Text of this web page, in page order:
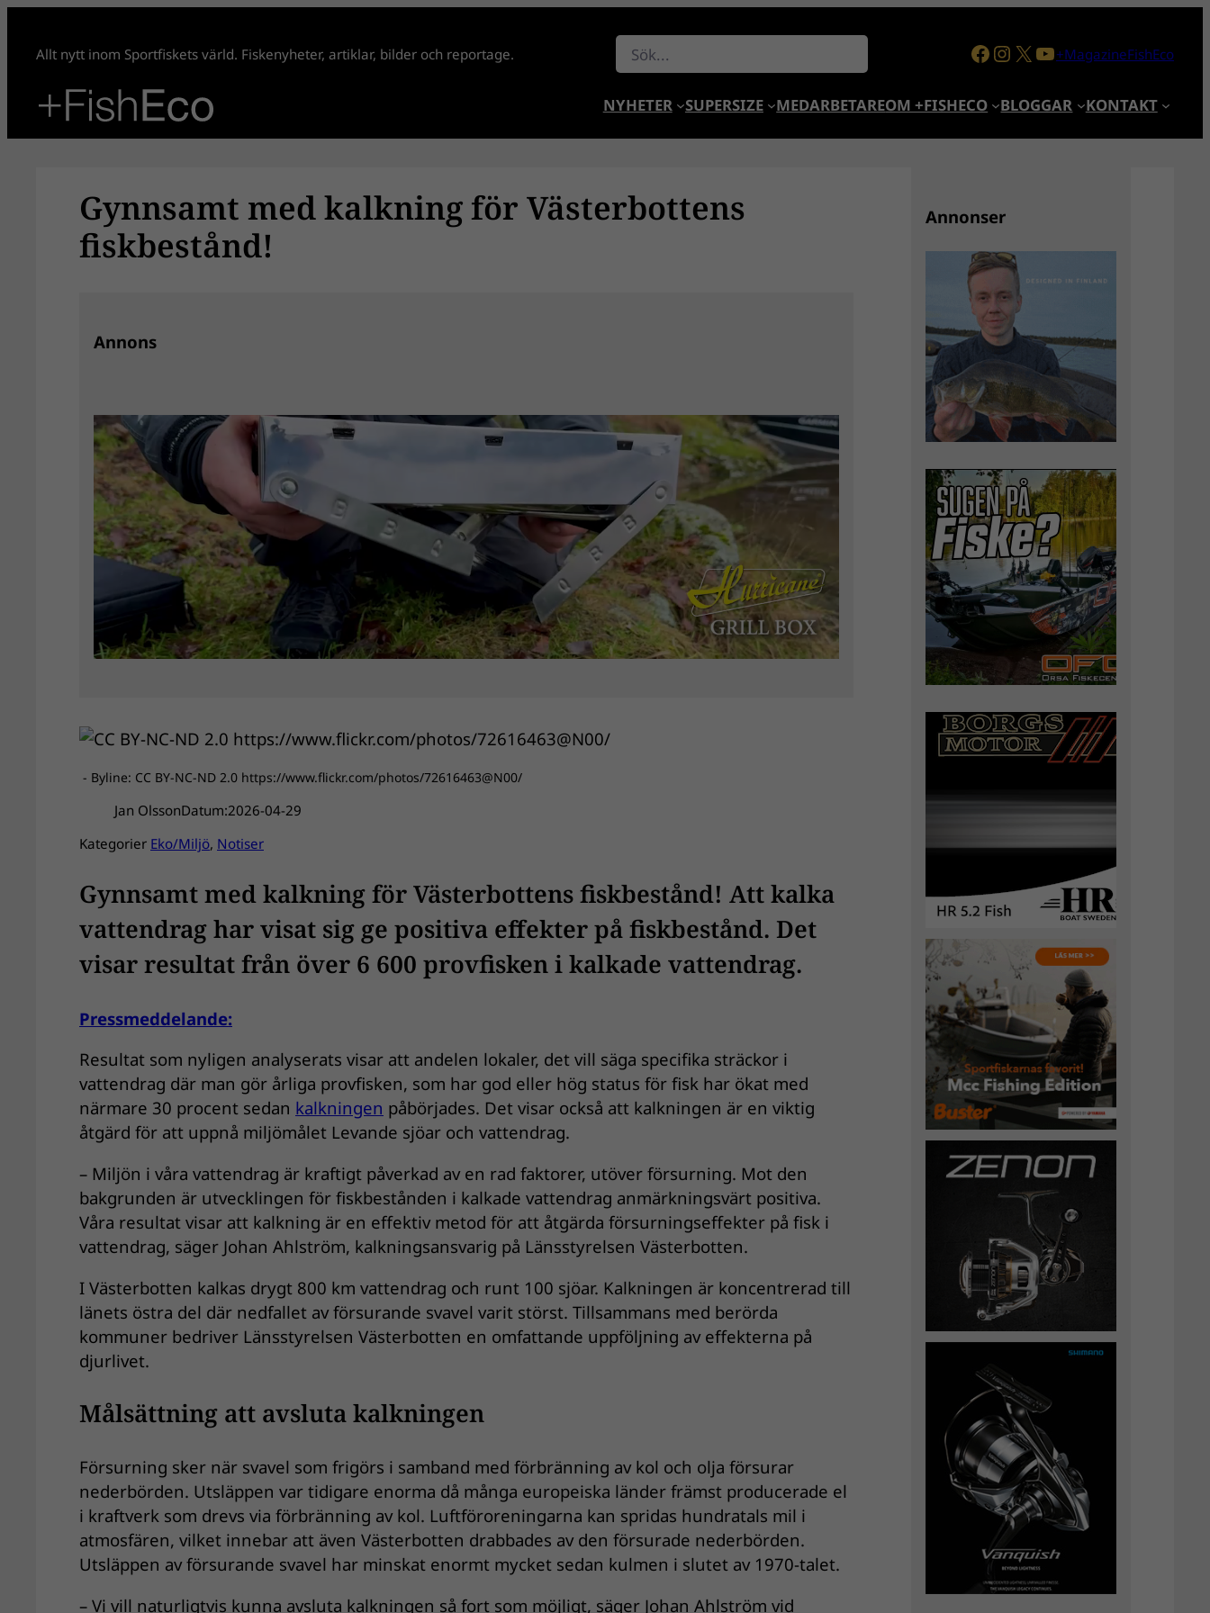
innehåll
Allt nytt inom Sportfiskets värld. Fiskenyheter, artiklar, bilder och reportage. Sök Facebook
Instagram
X YouTube
+MagazineFishEco
NYHETER SUPERSIZE MEDARBETAREOM +FISHECO BLOGGAR KONTAKT
Gynnsamt med kalkning för Västerbottens
fiskbestånd!
Annons
- Byline: CC BY-NC-ND 2.0 https://www.flickr.com/photos/72616463@N00/
Jan OlssonDatum:2026-04-29
Kategorier Eko/Miljö, Notiser
Gynnsamt med kalkning för Västerbottens fiskbestånd! Att kalka
vattendrag har visat sig ge positiva effekter på fiskbestånd. Det
visar resultat från över 6 600 provfisken i kalkade vattendrag.
Pressmeddelande:
Resultat som nyligen analyserats visar att andelen lokaler, det vill säga specifika sträckor i
vattendrag där man gör årliga provfisken, som har god eller hög status för fisk har ökat med
närmare 30 procent sedan kalkningen påbörjades. Det visar också att kalkningen är en viktig
åtgärd för att uppnå miljömålet Levande sjöar och vattendrag.
– Miljön i våra vattendrag är kraftigt påverkad av en rad faktorer, utöver försurning. Mot den
bakgrunden är utvecklingen för fiskbestånden i kalkade vattendrag anmärkningsvärt positiva.
Våra resultat visar att kalkning är en effektiv metod för att åtgärda försurningseffekter på fisk i
vattendrag, säger Johan Ahlström, kalkningsansvarig på Länsstyrelsen Västerbotten.
I Västerbotten kalkas drygt 800 km vattendrag och runt 100 sjöar. Kalkningen är koncentrerad till
länets östra del där nedfallet av försurande svavel varit störst. Tillsammans med berörda
kommuner bedriver Länsstyrelsen Västerbotten en omfattande uppföljning av effekterna på
djurlivet.
Målsättning att avsluta kalkningen
Försurning sker när svavel som frigörs i samband med förbränning av kol och olja försurar
nederbörden. Utsläppen var tidigare enorma då många europeiska länder främst producerade el
i kraftverk som drevs via förbränning av kol. Luftföroreningarna kan spridas hundratals mil i
atmosfären, vilket innebar att även Västerbotten drabbades av den försurade nederbörden.
Utsläppen av försurande svavel har minskat enormt mycket sedan kulmen i slutet av 1970-talet.
– Vi vill naturligtvis kunna avsluta kalkningen så fort som möjligt, säger Johan Ahlström vid
Annonser